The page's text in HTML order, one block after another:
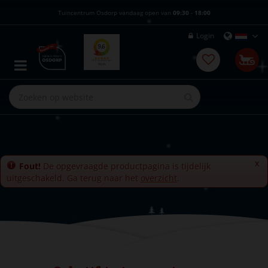
Tuincentrum Osdorp vandaag open van 09:30 - 18:00
Login
x
Fout! De opgevraagde productpagina is tijdelijk
uitgeschakeld. Ga terug naar het overzicht